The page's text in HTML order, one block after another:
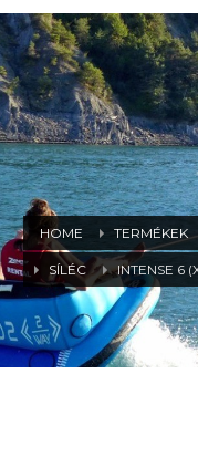
HOME TERMÉKEK
SÍLÉC INTENSE 6